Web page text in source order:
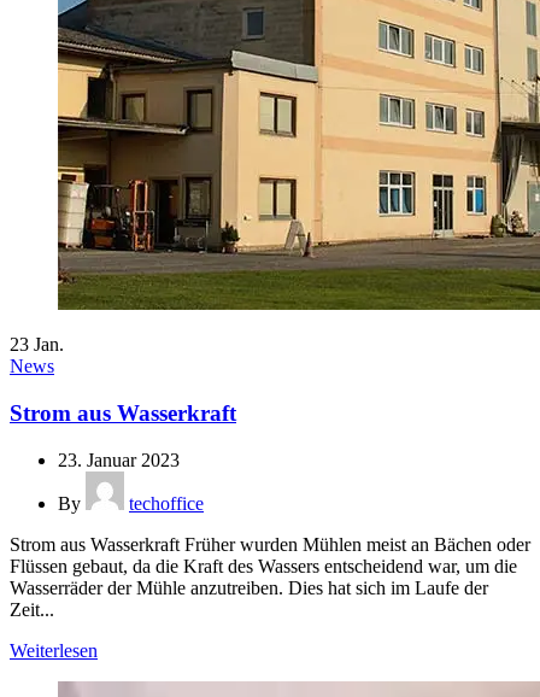
23 Jan.
News
Strom aus Wasserkraft
23. Januar 2023
By
techoffice
Strom aus Wasserkraft Früher wurden Mühlen meist an Bächen oder
Flüssen gebaut, da die Kraft des Wassers entscheidend war, um die
Wasserräder der Mühle anzutreiben. Dies hat sich im Laufe der
Zeit...
Weiterlesen